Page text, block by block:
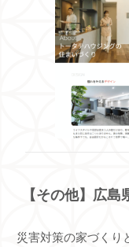
【その他】広
災害対策の家づくり